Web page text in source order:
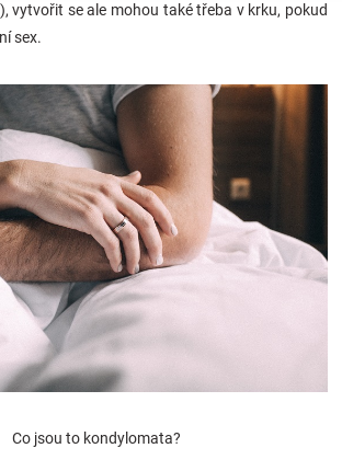
vytvořit se ale mohou také třeba v krku, pokud
sex.
Co jsou to kondylomata?